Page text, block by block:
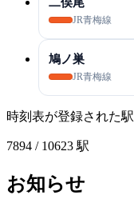
JR青梅線
鳩ノ巣
JR青梅線
時刻表が登録された駅
7894 / 10623 駅
お知らせ